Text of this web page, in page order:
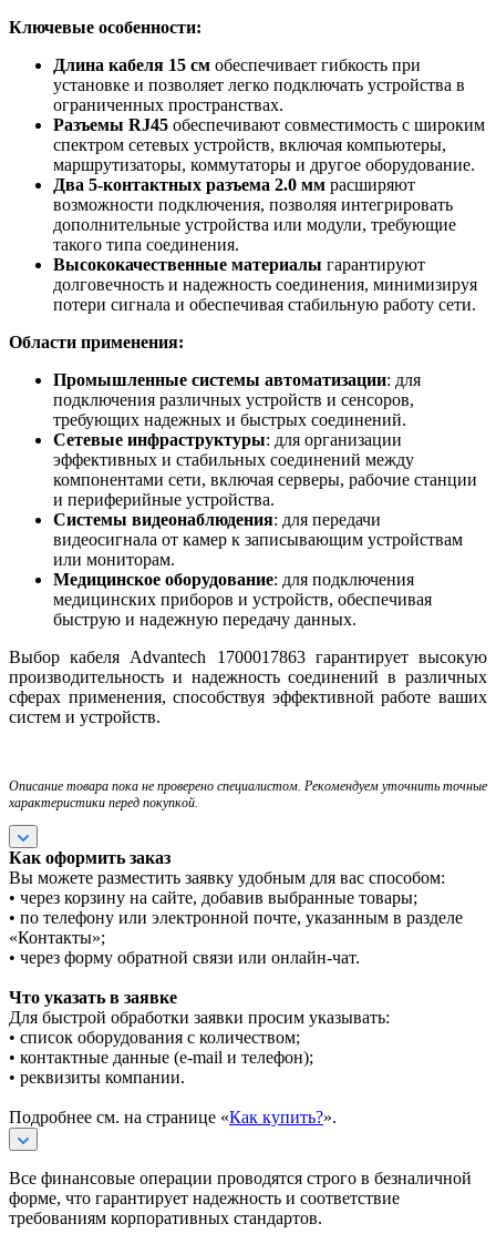
Ключевые особенности:
Длина кабеля 15 см обеспечивает гибкость при
установке и позволяет легко подключать устройства в
ограниченных пространствах.
Разъемы RJ45 обеспечивают совместимость с широким
спектром сетевых устройств, включая компьютеры,
маршрутизаторы, коммутаторы и другое оборудование.
Два 5-контактных разъема 2.0 мм расширяют
возможности подключения, позволяя интегрировать
дополнительные устройства или модули, требующие
такого типа соединения.
Высококачественные материалы гарантируют
долговечность и надежность соединения, минимизируя
потери сигнала и обеспечивая стабильную работу сети.
Области применения:
Промышленные системы автоматизации: для
подключения различных устройств и сенсоров,
требующих надежных и быстрых соединений.
Сетевые инфраструктуры: для организации
эффективных и стабильных соединений между
компонентами сети, включая серверы, рабочие станции
и периферийные устройства.
Системы видеонаблюдения: для передачи
видеосигнала от камер к записывающим устройствам
или мониторам.
Медицинское оборудование: для подключения
медицинских приборов и устройств, обеспечивая
быструю и надежную передачу данных.
Выбор кабеля Advantech 1700017863 гарантирует высокую
производительность и надежность соединений в различных
сферах применения, способствуя эффективной работе ваших
систем и устройств.
Описание товара пока не проверено специалистом. Рекомендуем уточнить точные
характеристики перед покупкой.
Как оформить заказ
Вы можете разместить заявку удобным для вас способом:
• через корзину на сайте, добавив выбранные товары;
• по телефону или электронной почте, указанным в разделе
«Контакты»;
• через форму обратной связи или онлайн-чат.
Что указать в заявке
Для быстрой обработки заявки просим указывать:
• список оборудования с количеством;
• контактные данные (e-mail и телефон);
• реквизиты компании.
Подробнее см. на странице «Как купить?».
Все финансовые операции проводятся строго в безналичной
форме, что гарантирует надежность и соответствие
требованиям корпоративных стандартов.